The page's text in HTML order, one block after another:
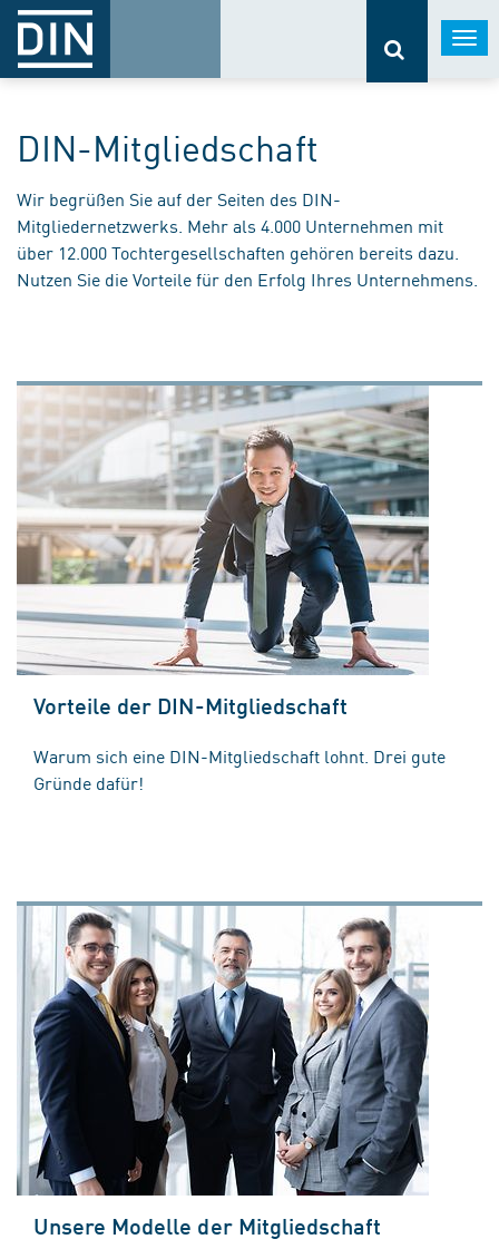
DIN-Mitgliedschaft
Wir begrüßen Sie auf der Seiten des DIN-
Mitgliedernetzwerks. Mehr als 4.000 Unternehmen mit
über 12.000 Tochtergesellschaften gehören bereits dazu.
Nutzen Sie die Vorteile für den Erfolg Ihres Unternehmens.
Vorteile der DIN-Mitgliedschaft
Warum sich eine DIN-Mitgliedschaft lohnt. Drei gute
Gründe dafür!
Unsere Modelle der Mitgliedschaft